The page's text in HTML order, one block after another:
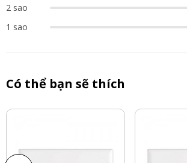
2 sao
1 sao
Có thể bạn sẽ thích